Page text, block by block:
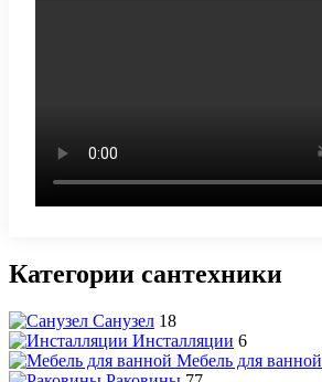
Категории сантехники
Санузел 18
Инсталляции 6
Мебель для ванной